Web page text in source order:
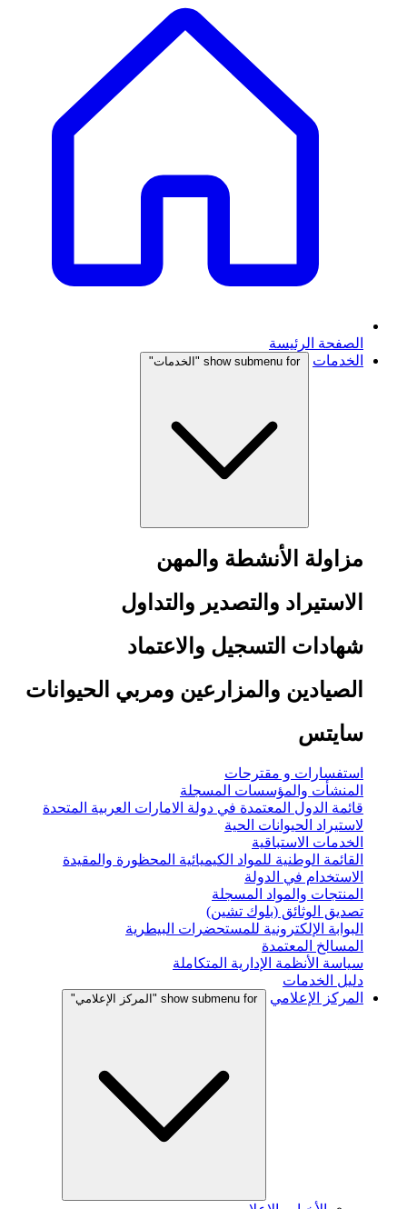
الصفحة الرئيسة
الخدمات
show submenu for "الخدمات"
مزاولة الأنشطة والمهن
الاستيراد والتصدير والتداول
شهادات التسجيل والاعتماد
الصيادين والمزارعين ومربي الحيوانات
سايتس
استفسارات و مقترحات
المنشأت والمؤسسات المسجلة
قائمة الدول المعتمدة في دولة الامارات العربية المتحدة
لاستيراد الحيوانات الحية
الخدمات الاستباقية
القائمة الوطنية للمواد الكيميائية المحظورة والمقيدة
الاستخدام في الدولة
المنتجات والمواد المسجلة
تصديق الوثائق (بلوك تشين)
البوابة الإلكترونية للمستحضرات البيطرية
المسالخ المعتمدة
سياسة الأنظمة الإدارية المتكاملة
دليل الخدمات
المركز الإعلامي
show submenu for "المركز الإعلامي"